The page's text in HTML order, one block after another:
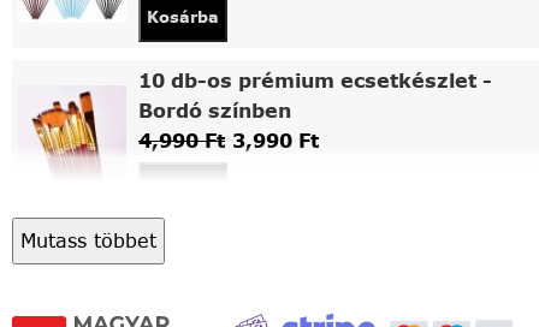
Kosárba
10 db-os prémium ecsetkészlet -
Bordó színben
4,990Ft 3,990 Ft
Asztali fa festőállvány
Mutass többet